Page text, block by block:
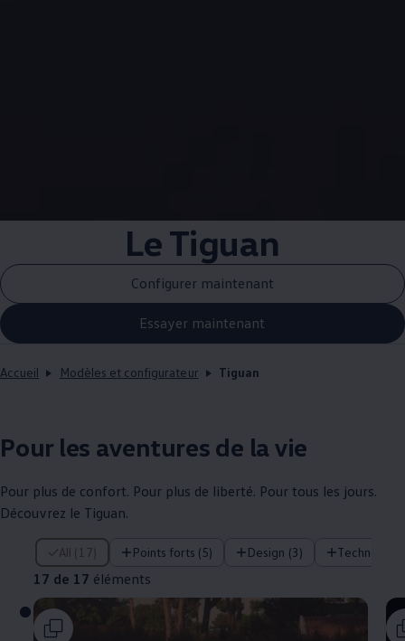
Le Tiguan
Configurer maintenant
Essayer maintenant
Accueil Modèles et configurateur Tiguan
Pour les aventures de la vie
Pour plus de confort. Pour plus de liberté. Pour tous les jours.
Découvrez le Tiguan.
All (17) Points forts (5) Design (3)
17 de 17 éléments
17 de 17 éléments